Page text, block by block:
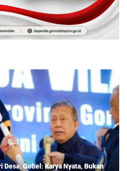
Desa, Gobel: Karya Nyata, Bukan